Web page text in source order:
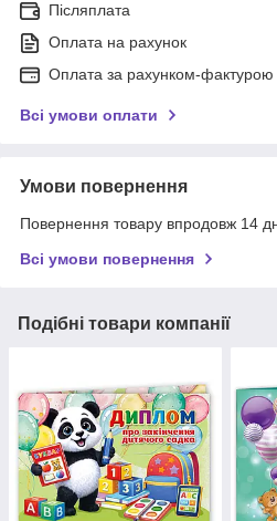
Післяплата
Оплата на рахунок
Оплата за рахунком-фактурою
Всі умови оплати
Умови повернення
Повернення товару впродовж 14
Всі умови повернення
Подібні товари компанії